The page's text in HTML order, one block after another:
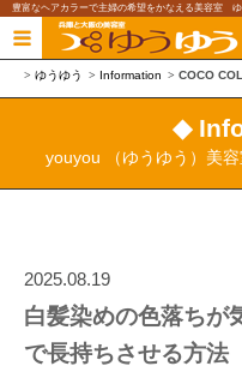
豊富なヘアカラーで主婦の希望をかなえる美容室
ゆうゆう Information COCO
◆
youyou （ゆうゆう）美
2025.08.19
白髪染めの色落ちが
で長持ちさせる方法